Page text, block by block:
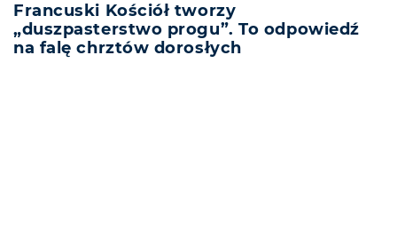
Francuski Kościół tworzy
„duszpasterstwo progu”. To odpowiedź
na falę chrztów dorosłych